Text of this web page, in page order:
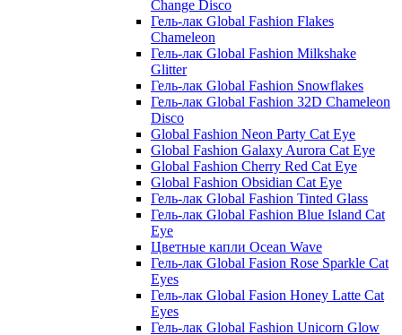
Change Disco
Гель-лак Global Fashion Flakes
Chameleon
Гель-лак Global Fashion Milkshake
Glitter
Гель-лак Global Fashion Snowflakes
Гель-лак Global Fashion 32D Chameleon
Disco
Global Fashion Neon Party Cat Eye
Global Fashion Galaxy Aurora Cat Eye
Global Fashion Cherry Red Cat Eye
Global Fashion Obsidian Cat Eye
Гель-лак Global Fashion Tinted Glass
Гель-лак Global Fashion Blue Island Cat
Eye
Цветные капли Ocean Wave
Гель-лак Global Fasion Rose Sparkle Cat
Eyes
Гель-лак Global Fasion Honey Latte Cat
Eyes
Гель-лак Global Fashion Unicorn Glow